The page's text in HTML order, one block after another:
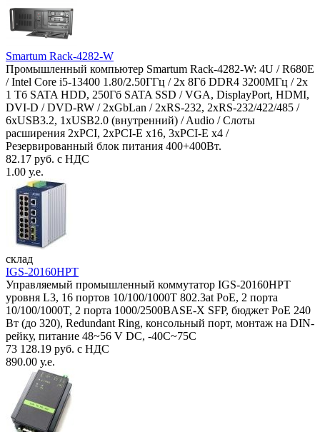
Smartum Rack-4282-W
Промышленный компьютер Smartum Rack-4282-W: 4U / R680E
/ Intel Core i5-13400 1.80/2.50ГГц / 2x 8Гб DDR4 3200МГц / 2x
1 Тб SATA HDD, 250Гб SATA SSD / VGA, DisplayPort, HDMI,
DVI-D / DVD-RW / 2xGbLan / 2xRS-232, 2xRS-232/422/485 /
6xUSB3.2, 1xUSB2.0 (внутренний) / Audio / Слоты
расширения 2xPCI, 2xPCI-E x16, 3xPCI-E x4 /
Резервированный блок питания 400+400Вт.
82.17 руб. с НДС
1.00 у.е.
склад
IGS-20160HPT
Управляемый промышленный коммутатор IGS-20160HPT
уровня L3, 16 портов 10/100/1000T 802.3at PoE, 2 порта
10/100/1000T, 2 порта 1000/2500BASE-X SFP, бюджет PoE 240
Вт (до 320), Redundant Ring, консольный порт, монтаж на DIN-
рейку, питание 48~56 V DC, -40С~75C
73 128.19 руб. с НДС
890.00 у.е.